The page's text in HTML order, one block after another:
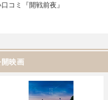
コミ『開戦前夜』
映画